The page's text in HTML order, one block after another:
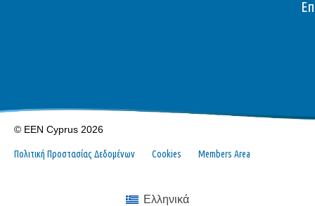
© EEN Cyprus 2026
Πολιτική Προστασίας Δεδομένων Cookies Members Area
Ελληνικά